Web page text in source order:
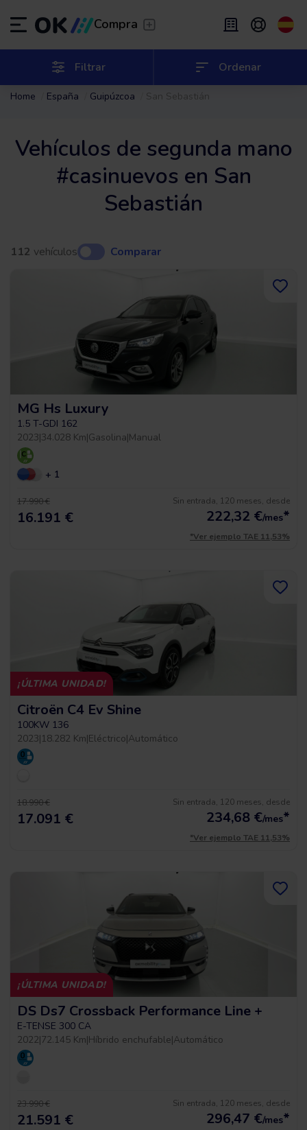
Compra
Transfer/ Deja que te lleven
Renting flexible De 2 a 9 meses
Renting/ De 24 a 60 meses
Filtrar Ordenar
Español (ES)
EN English (UK)
Home España Guipúzcoa San Sebastián
Vehículos de segunda mano
#casinuevos en San
Sebastián
112 vehículos Comparar
MG Hs Luxury
1.5 T-GDI 162
2023|34.028 Km|Gasolina|Manual
+ 1
17.990 €
16.191 €
Sin entrada, 120 meses, desde
222,32 €/mes*
*Ver ejemplo TAE 11,53%
¡ÚLTIMA UNIDAD!
Citroën C4 Ev Shine
100KW 136
2023|18.282 Km|Eléctrico|Automático
18.990 €
17.091 €
Sin entrada, 120 meses, desde
234,68 €/mes*
*Ver ejemplo TAE 11,53%
¡ÚLTIMA UNIDAD!
DS Ds7 Crossback Performance Line +
E-TENSE 300 CA
2022|72.145 Km|Híbrido enchufable|Automático
23.990 €
21.591 €
Sin entrada, 120 meses, desde
296,47 €/mes*